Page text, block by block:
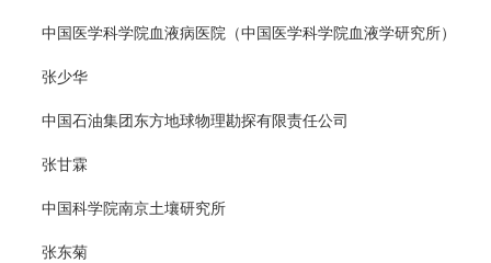
中国医学科学院血液病医院（中国医学科学院血液学研究所）
张少华
中国石油集团东方地球物理勘探有限责任公司
张甘霖
中国科学院南京土壤研究所
张东菊